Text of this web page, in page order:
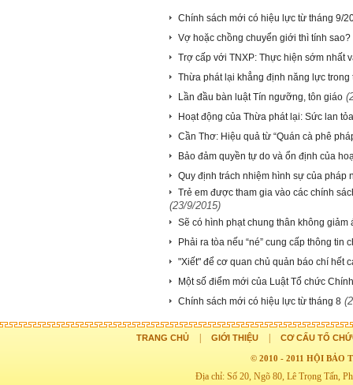
Chính sách mới có hiệu lực từ tháng 9/
Vợ hoặc chồng chuyển giới thì tính sao?
Trợ cấp với TNXP: Thực hiện sớm nhất
Thừa phát lại khẳng định năng lực trong
Lần đầu bàn luật Tín ngưỡng, tôn giáo
Hoạt động của Thừa phát lại: Sức lan
Cần Thơ: Hiệu quả từ “Quán cà phê
Bảo đảm quyền tự do và ổn định của
Quy định trách nhiệm hình sự của pháp
Trẻ em được tham gia vào các chính
(23/9/2015)
Sẽ có hình phạt chung thân không giảm
Phải ra tòa nếu “né” cung cấp thông tin
"Xiết" để cơ quan chủ quản báo chí hết
Một số điểm mới của Luật Tổ chức
Chính sách mới có hiệu lực từ tháng 8
TRANG CHỦ GIỚI THIỆU CƠ CẤU TỔ
© 2010 - 2011 HỘI BẢO
Địa chỉ: Số 20, Ngõ 80, Lê Trọng Tấn,